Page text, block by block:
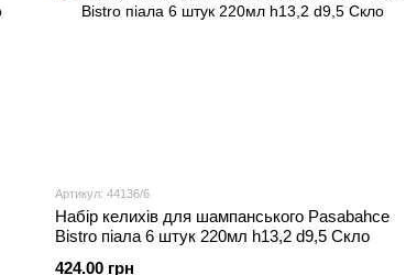
Артикул: 44136/6
Набір келихів для шампанського Pasabahce
Bistro піала 6 штук 220мл h13,2 d9,5 Скло
424.00 грн